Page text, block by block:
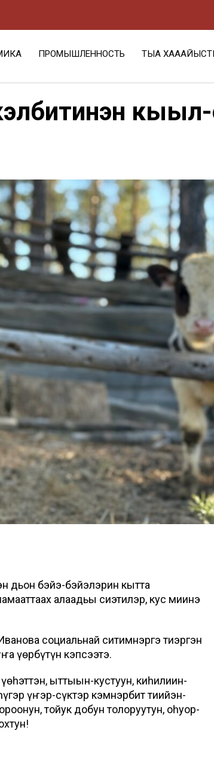
ПРОМЫШЛЕННОСТЬ ТЫА
кыыл-
дьон бэйэ-бэйэлэрин кытта
алаадьы сиэтилэр, кус миинэ
социальнай ситимнэргэ тиэргэн
үөрбүтүн кэпсээтэ.
ыттыын-кустуун, киһилиин-
үҥэр-сүктэр кэмнэрбит тиийэн-
тойук добун толоруутун, оһуор-